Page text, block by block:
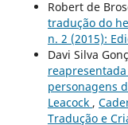
Robert de
tradução do
n. 2 (2015):
Davi Silva
personagens
Leacock ,
Tradução e